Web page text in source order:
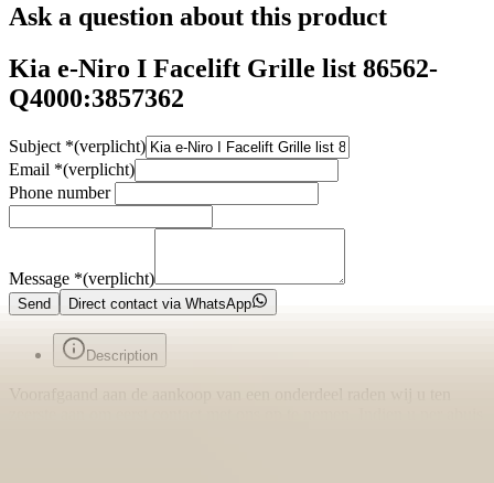
Ask a question about this product
Kia e-Niro I Facelift Grille list 86562-
Q4000:3857362
Subject *(verplicht)
Email *(verplicht)
Phone number
Message *(verplicht)
Send Direct contact via WhatsApp
Description
Voorafgaand aan de aankoop van een onderdeel raden wij u ten